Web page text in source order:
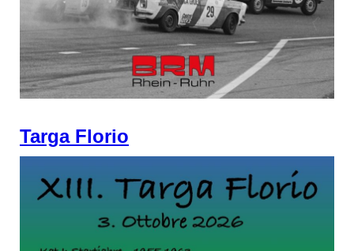
Targa Florio